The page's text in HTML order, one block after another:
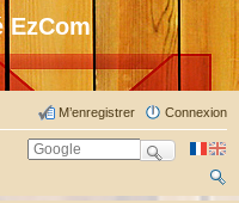
EzCom
Connexion
M’enregistrer